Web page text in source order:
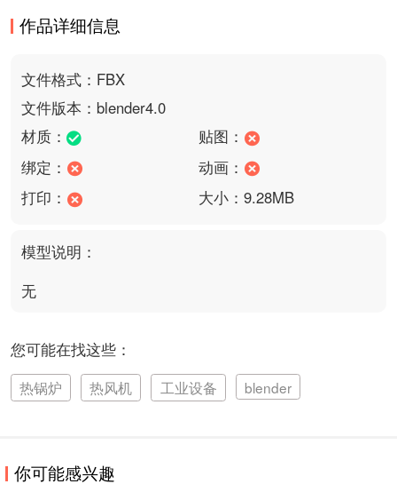
作品详细信息
文件格式：FBX
文件版本：blender4.0
材质：
贴图：
绑定：
动画：
打印：
大小：9.28MB
模型说明：
无
您可能在找这些：
热锅炉 热风机 工业设备 blender
你可能感兴趣